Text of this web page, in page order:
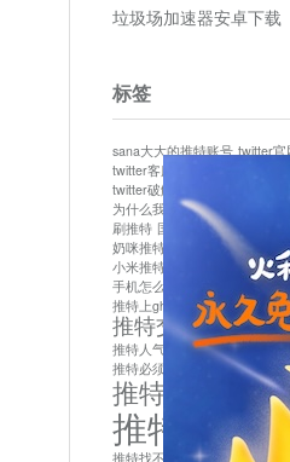
垃圾场加速器安卓下载
标签
sana大大的推特账号 twitter
twitter客服
twitter破解版下载
为什么我推特无法保存设置
刷推特 国内为什么不能用
奶咪推特
如何找回推特密码
小米推特闪退是怎么回事 怎
手机怎么注册推特账号
推特
推特上ghs的女博主
推特交友软件app
推特人气萌货小蔡头喵喵喵
推特必须用外网吗
推特怎么取消
推特怎么
推特找不到账号 推特注册必